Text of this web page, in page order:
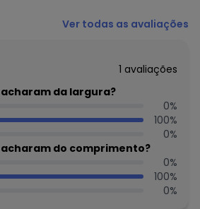
pvc
abaixo é o menor oferecido em
o menor tamanho disponível.
N/D*
N/D*
N/D*
N/D*
N/D*
N/D*
Ver todas as avaliações
1 avaliações
da largura?
0%
100%
0%
acharam do comprimento?
0%
100%
0%